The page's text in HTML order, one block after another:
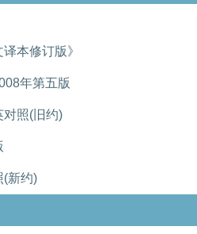
本修订版》
年第五版
对照(旧约)
(新约)